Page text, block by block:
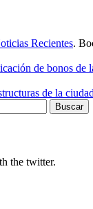
Recientes.
de bonos de
de la
the twitter.